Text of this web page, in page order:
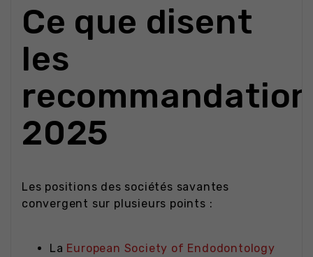
Ce que disent
les
2025
Les positions des sociétés savantes
convergent sur plusieurs points :
La European Society of Endodontology